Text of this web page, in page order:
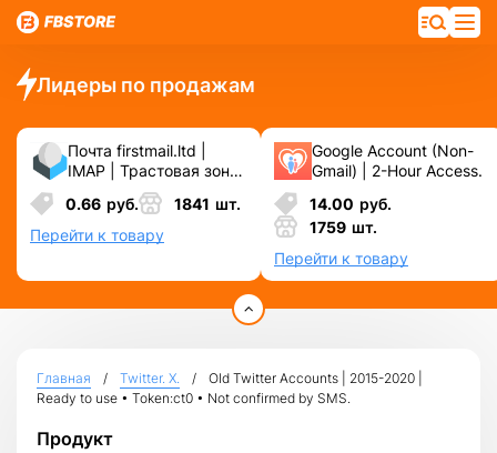
Лидеры по продажам
Почта firstmail.ltd |
IMAP | Трастовая зона
.COM ❗️ Новые, Чистые
❗️ С реальными
логинами | ☑️
Специально для ФБ/
0.66 руб. 1841 шт.
Перейти к товару
Google Account (Non-
Gmail) | 2-Hour Access.
14.00 руб.
1759 шт.
Перейти к товару
Главная Twitter. X.
Old Twitter Accounts | 2015-2020 |
Ready to use • Token:ct0 • Not confirmed by SMS.
Продукт